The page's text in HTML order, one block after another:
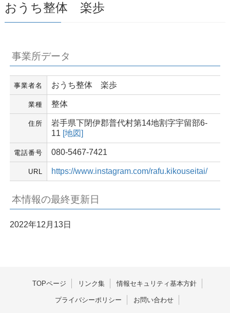
おうち整体 楽歩
事業所データ
事業者名 おうち整体 楽歩
業種 整体
住所
岩手県下閉伊郡普代村第14地割字宇留部6-
11 [地図]
電話番号 080-5467-7421
URL https://www.instagram.com/rafu.kikouseitai/
本情報の最終更新日
2022年12月13日
TOPページ リンク集 情報セキュリティ基本方針
プライバシーポリシー お問い合わせ